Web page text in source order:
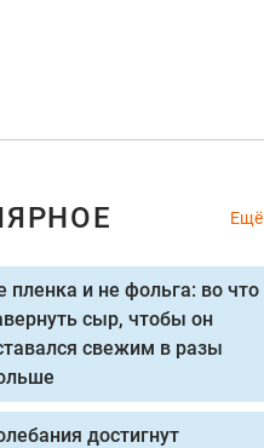
Ещё
пленка и не фольга: во что
сыр, чтобы он
свежим в разы
достигнут